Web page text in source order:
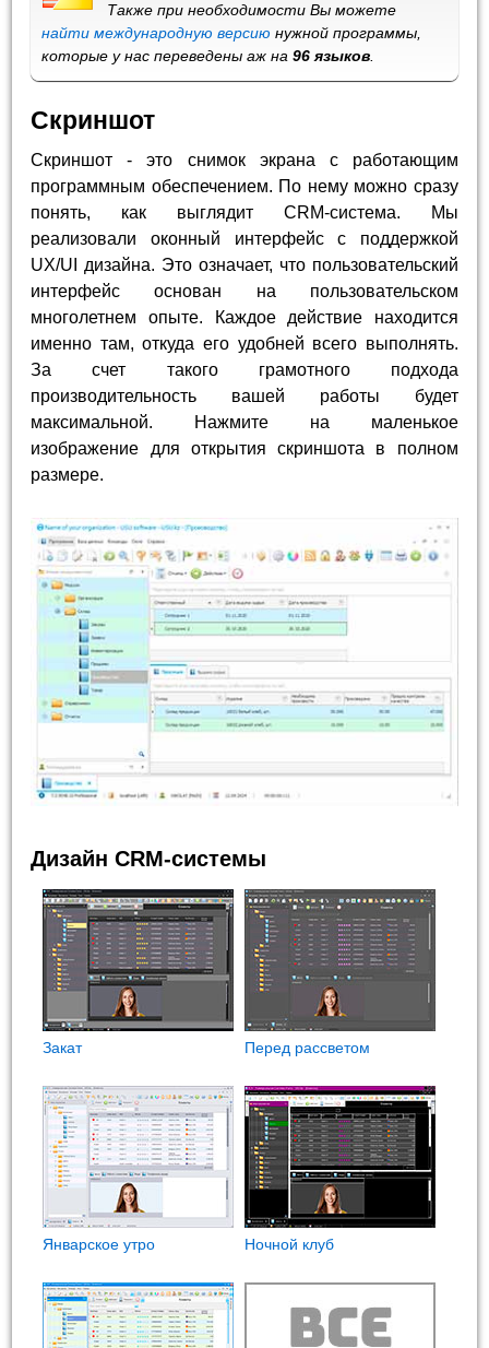
Также при необходимости Вы можете
найти международную версию нужной программы,
которые у нас переведены аж на96 языков
Скриншот
Скриншот - это снимок экрана с работающим
программным обеспечением. По нему можно сразу
понять, как выглядит CRM-система. Мы
реализовали оконный интерфейс с поддержкой
UX/UI дизайна. Это означает, что пользовательский
интерфейс основан на пользовательском
многолетнем опыте. Каждое действие находится
именно там, откуда его удобней всего выполнять.
За счет такого грамотного подхода
производительность вашей работы будет
максимальной. Нажмите на маленькое
изображение для открытия скриншота в полном
размере.
Дизайн CRM-системы
Закат Перед рассветом
Январское утро Ночной клуб